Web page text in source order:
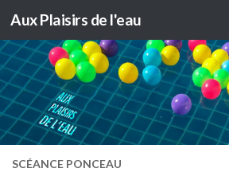
Skip to content
Aux Plaisirs de l'eau
SCÉANCE PONCEAU